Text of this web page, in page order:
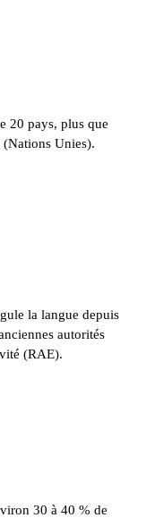
20 pays, plus que
(Nations Unies).
la langue depuis
autorités
(RAE).
30 à 40 % de